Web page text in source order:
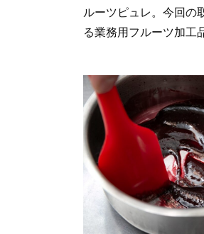
ルーツピュレ。今回の
る業務用フルーツ加工